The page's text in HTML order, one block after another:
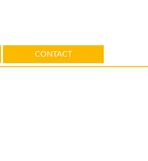
CONTACT